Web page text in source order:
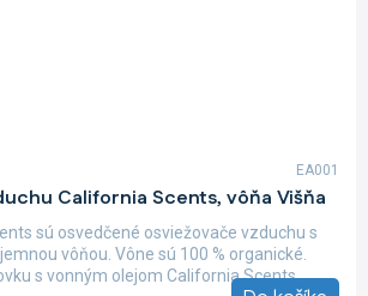
California Scents, vôňa Višňa
sú osvedčené osviežovače vzduchu s
vôňou. Vône sú 100 % organické.
s vonným olejom California Scents,...
EA001